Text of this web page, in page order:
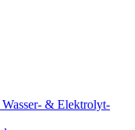
& Elektrolyt-